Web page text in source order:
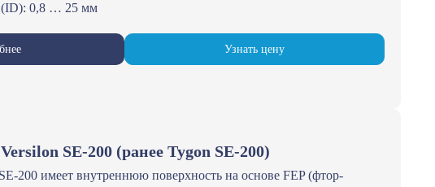
(ID): 0,8 … 25 мм
Узнать цену
SE-200 (ранее Tygon SE-200)
200 имеет внутреннюю поверхность на основе FEP (фтор-